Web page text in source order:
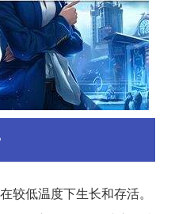
较低温度下生长和存活。